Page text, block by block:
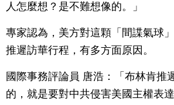
人怎麼想？是不難想像的。」
專家認為，美方對這顆「間諜氣球
推遲訪華行程，有多方面原因。
國際事務評論員 唐浩：「布林肯推
的，就是要對中共侵害美國主權表